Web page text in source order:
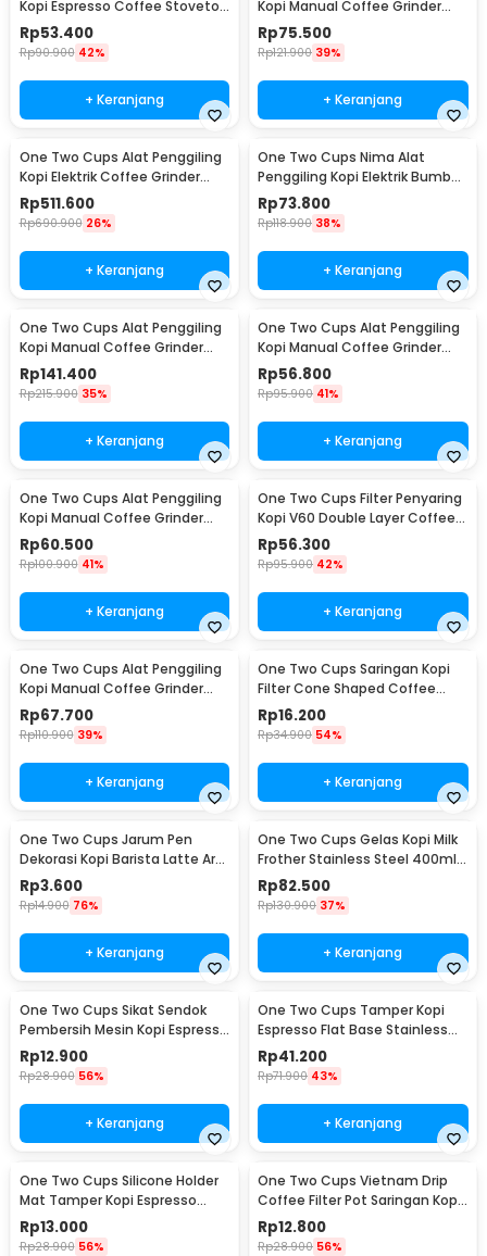
Kopi Espresso Coffee Stovetop
2 Cup 100ml - Z20
Rp53.400
Rp90.900 42%
+ Keranjang
Kopi Manual Coffee Grinder
Wood - 16290
Rp75.500
Rp121.900 39%
+ Keranjang
One Two Cups Alat Penggiling
Kopi Elektrik Coffee Grinder
Adjustable - 600N
Rp511.600
Rp690.900 26%
+ Keranjang
One Two Cups Nima Alat
Penggiling Kopi Elektrik Bumbu
Coffee Grinder - NM-8300
Rp73.800
Rp118.900 38%
+ Keranjang
One Two Cups Alat Penggiling
Kopi Manual Coffee Grinder
Wood 30g - CW85532
Rp141.400
Rp215.900 35%
+ Keranjang
One Two Cups Alat Penggiling
Kopi Manual Coffee Grinder
160ml - CF012
Rp56.800
Rp95.900 41%
+ Keranjang
One Two Cups Alat Penggiling
Kopi Manual Coffee Grinder
Adjustable - RHNHA0176
Rp60.500
Rp100.900 41%
+ Keranjang
One Two Cups Filter Penyaring
Kopi V60 Double Layer Coffee
Filter - FS-40S
Rp56.300
Rp95.900 42%
+ Keranjang
One Two Cups Alat Penggiling
Kopi Manual Coffee Grinder
Adjustable - CF4146
Rp67.700
Rp110.900 39%
+ Keranjang
One Two Cups Saringan Kopi
Filter Cone Shaped Coffee
Dripper 1 PCS - K741
Rp16.200
Rp34.900 54%
+ Keranjang
One Two Cups Jarum Pen
Dekorasi Kopi Barista Latte Art
Needle 13cm - F3F27
Rp3.600
Rp14.900 76%
+ Keranjang
One Two Cups Gelas Kopi Milk
Frother Stainless Steel 400ml -
WZ0011
Rp82.500
Rp130.900 37%
+ Keranjang
One Two Cups Sikat Sendok
Pembersih Mesin Kopi Espresso
2in1 - 8809
Rp12.900
Rp28.900 56%
+ Keranjang
One Two Cups Tamper Kopi
Espresso Flat Base Stainless
Steel 51mm - SS51
Rp41.200
Rp71.900 43%
+ Keranjang
One Two Cups Silicone Holder
Mat Tamper Kopi Espresso
Barista - 0310
Rp13.000
Rp28.900 56%
One Two Cups Vietnam Drip
Coffee Filter Pot Saringan Kopi
124ml 7Q - LC1
Rp12.800
Rp28.900 56%